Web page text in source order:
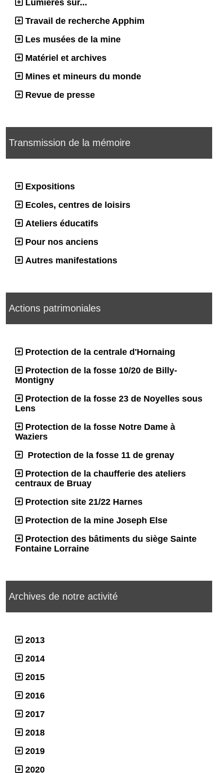
Lumières sur...
Travail de recherche Apphim
Les musées de la mine
Matériel et archives
Mines et mineurs du monde
Revue de presse
Transmission de la mémoire
Expositions
Ecoles, centres de loisirs
Ateliers éducatifs
Pour nos anciens
Autres manifestations
Actions patrimoniales
Protection de la centrale d'Hornaing
Protection de la fosse 10/20 de Billy-
Montigny
Protection de la fosse 23 de Noyelles sous
Lens
Protection de la fosse Notre Dame à
Waziers
Protection de la fosse 11 de grenay
Protection de la chaufferie des ateliers
centraux de Bruay
Protection site 21/22 Harnes
Protection de la mine Joseph Else
Protection des bâtiments du siège Sainte
Fontaine Lorraine
Archives de notre activité
2013
2014
2015
2016
2017
2018
2019
2020